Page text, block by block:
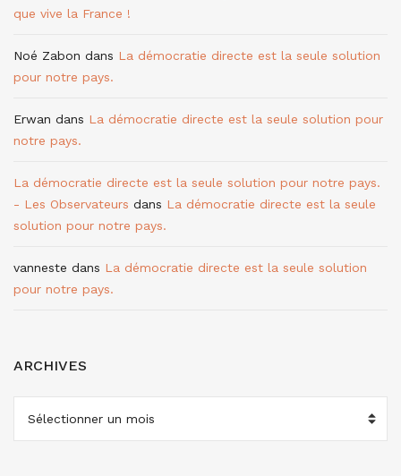
que vive la France !
Noé Zabon dans La démocratie directe est la seule solution
pour notre pays.
Erwan dans La démocratie directe est la seule solution pour
notre pays.
La démocratie directe est la seule solution pour notre pays.
- Les Observateurs dans La démocratie directe est la seule
solution pour notre pays.
vanneste dans La démocratie directe est la seule solution
pour notre pays.
ARCHIVES
ARCHIVES